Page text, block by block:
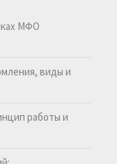
МФО
виды и
работы и